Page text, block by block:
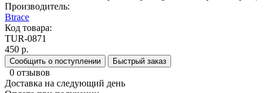
Производитель:
Btrace
Код товара:
TUR-0871
450 р.
Сообщить о поступлении Быстрый заказ
0 отзывов
Доставка на следующий день